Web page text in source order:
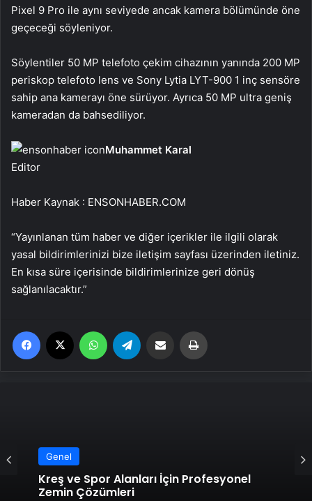
Pixel 9 Pro ile aynı seviyede ancak kamera bölümünde öne
geçeceği söyleniyor.
Söylentiler 50 MP telefoto çekim cihazının yanında 200 MP
periskop telefoto lens ve Sony Lytia LYT-900 1 inç sensöre
sahip ana kamerayı öne sürüyor. Ayrıca 50 MP ultra geniş
kameradan da bahsediliyor.
Muhammet Karal
Editor
Haber Kaynak : ENSONHABER.COM
“Yayınlanan tüm haber ve diğer içerikler ile ilgili olarak
yasal bildirimlerinizi bize iletişim sayfası üzerinden iletiniz.
En kısa süre içerisinde bildirimlerinize geri dönüş
sağlanılacaktır.”
Facebook WhatsApp Email'den paylaş
Genel
Kreş ve Spor Alanları İçin Profesyonel
Zemin Çözümleri